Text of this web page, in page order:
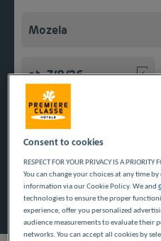
Navigate forward to
Znajdź
Consent to cookies
RESPECT FOR YOUR PRIVACY IS A PRIORITY
You can change your choices at any time
information via our Cookie Policy. We and
technologies to ensure the proper
experience, offer you personalized
audience measurements to evaluate their
networks. You can accept all cookies by